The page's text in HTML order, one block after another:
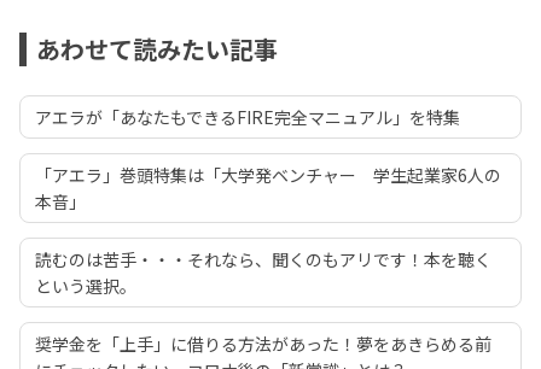
あわせて読みたい記事
アエラが「あなたもできるFIRE完全マニュアル」を特集
「アエラ」巻頭特集は「大学発ベンチャー 学生起業家6人の
本音」
読むのは苦手・・・それなら、聞くのもアリです！本を聴く
という選択。
奨学金を「上手」に借りる方法があった！夢をあきらめる前